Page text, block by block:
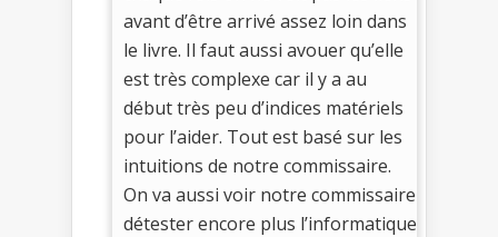
avant d’être arrivé assez loin dans
le livre. Il faut aussi avouer qu’elle
est très complexe car il y a au
début très peu d’indices matériels
pour l’aider. Tout est basé sur les
intuitions de notre commissaire.
On va aussi voir notre commissaire
détester encore plus l’informatique